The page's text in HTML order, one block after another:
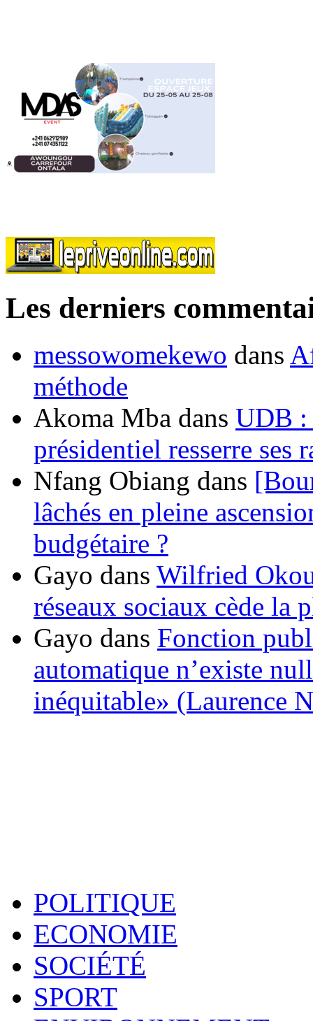
Les derniers
messowomekewo dans
méthode
Akoma Mba dans UDB :
présidentiel resserre ses
Nfang Obiang dans
lâchés en pleine
budgétaire ?
Gayo dans Wilfried
réseaux sociaux cède la
Gayo dans Fonction
automatique n’existe
inéquitable» (Laurence
POLITIQUE
ECONOMIE
SOCIÉTÉ
SPORT